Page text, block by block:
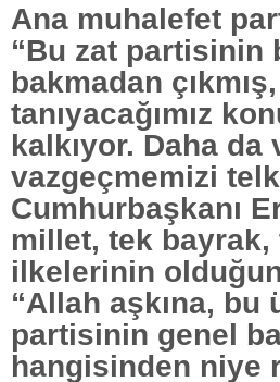
Ana muhalefet
“Bu zat partisinin
bakmadan
tanıyacağımız
kalkıyor. Daha da
vazgeçmemizi
Cumhurbaşkanı
millet, tek bayrak,
ilkelerinin
“Allah aşkına,
partisinin genel
hangisinden niye